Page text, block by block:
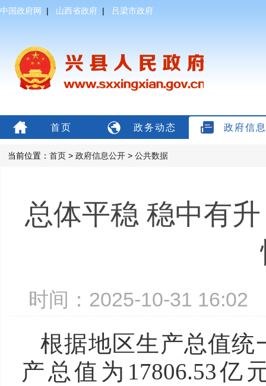
中国政府网 | 山西省政府 | 吕梁市政府
首页 政务动态 政府信
当前位置： 首页 > 政府信息公开 > 公共数据
总体平稳 稳中有
时间：2025-10-31
根据地区生产总值统
产总值为17806.53